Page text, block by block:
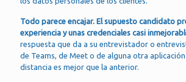
Todo parece encajar. El supuesto candidato
experiencia y unas credenciales casi
respuesta que da a su entrevistador o
de Teams, de Meet o de alguna otra
distancia es mejor que la anterior.